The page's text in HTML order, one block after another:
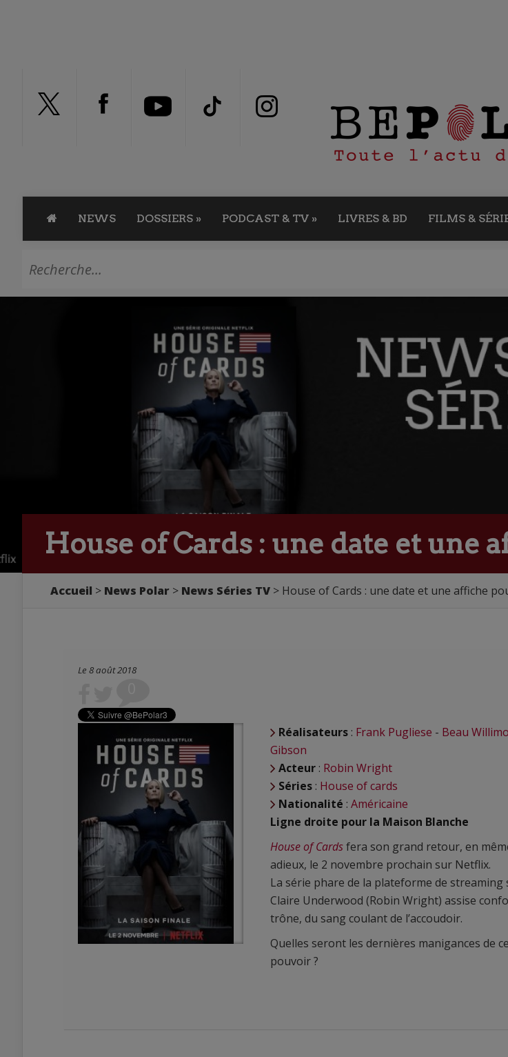
NEWS DOSSIERS » PODCAST & TV » LIVRES & BD FILMS &
House of Cards : une date et une
Accueil > News Polar > News Séries TV > House of Cards : une date et une affiche
Le 8 août 2018
Réalisateurs : Frank Pugliese - Beau
Gibson
Acteur : Robin Wright
Séries : House of cards
Nationalité : Américaine
Ligne droite pour la Maison Blanche
House of Cardsfera son grand retour, en
adieux, le 2 novembre prochain sur Netflix.
La série phare de la plateforme de streaming
Claire Underwood (Robin Wright) assise
trône, du sang coulant de l’accoudoir.
Quelles seront les dernières manigances de
pouvoir ?